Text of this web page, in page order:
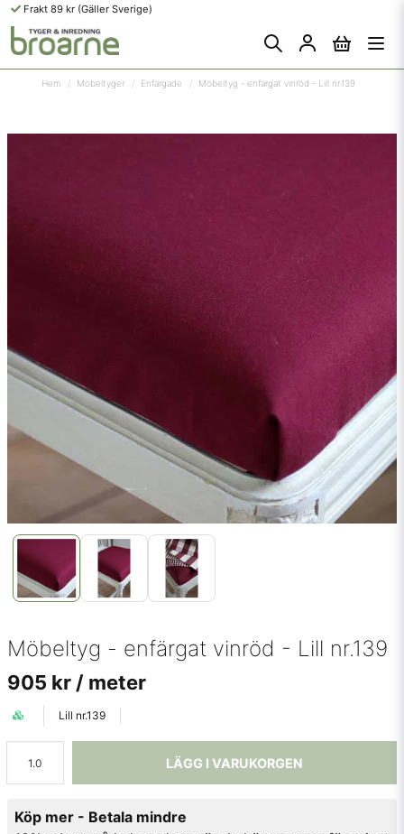
Frakt 89 kr (Gäller Sverige)
Hem Möbeltyger Enfärgade Möbeltyg - enfärgat vinröd - Lill nr.139
Möbeltyg - enfärgat vinröd - Lill nr.139
905 kr / meter
Lill nr.139
LÄGG I VARUKORGEN
Köp mer - Betala mindre